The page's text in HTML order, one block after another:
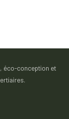
éco-conception et